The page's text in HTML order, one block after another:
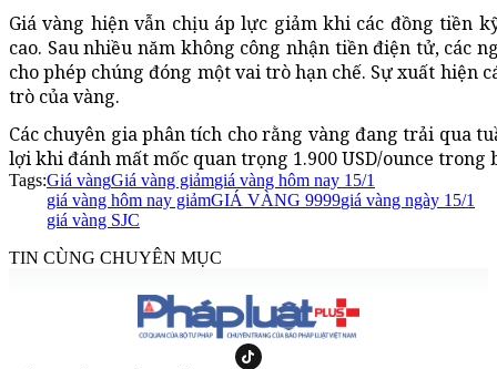
Giá vàng hiện vẫn chịu áp lực giảm khi các đồng tiền
cao. Sau nhiều năm không công nhận tiền điện tử, các
cho phép chúng đóng một vai trò hạn chế. Sự xuất hiện
trò của vàng.
Các chuyên gia phân tích cho rằng vàng đang trải qua
lợi khi đánh mất mốc quan trọng 1.900 USD/ounce trong
Tags:Giá vàngGiá vàng giảmgiá vàng hôm nay 15/1
giá vàng hôm nay giảmGIÁ VÀNG 9999giá vàng ngày 15/1
giá vàng SJC
TIN CÙNG CHUYÊN MỤC